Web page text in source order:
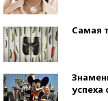
Самая
успеха